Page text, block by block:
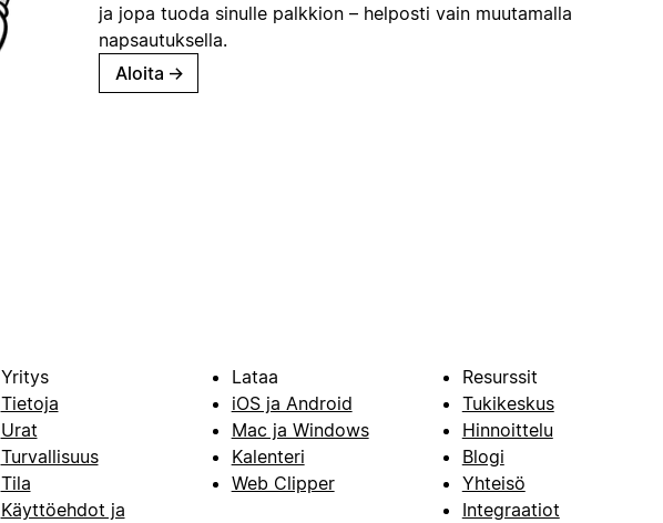
ja jopa tuoda sinulle palkkion – helposti vain muutamalla
napsautuksella.
Aloita →
Yritys
Tietoja
Urat
Turvallisuus
Tila
Käyttöehdot ja
Lataa
iOS ja Android
Mac ja Windows
Kalenteri
Web Clipper
Resurssit
Tukikeskus
Hinnoittelu
Blogi
Yhteisö
Integraatiot